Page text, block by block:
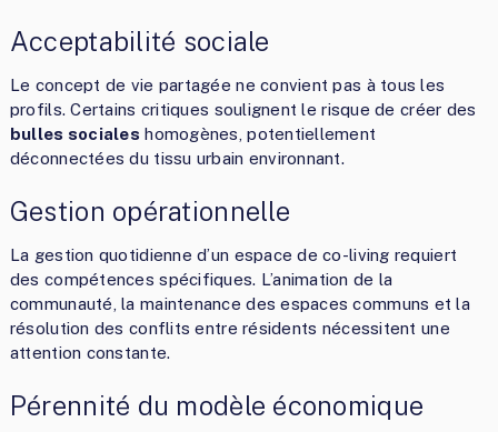
Acceptabilité sociale
Le concept de vie partagée ne convient pas à tous les
profils. Certains critiques soulignent le risque de créer des
bulles sociales homogènes, potentiellement
déconnectées du tissu urbain environnant.
Gestion opérationnelle
La gestion quotidienne d’un espace de co-living requiert
des compétences spécifiques. L’animation de la
communauté, la maintenance des espaces communs et la
résolution des conflits entre résidents nécessitent une
attention constante.
Pérennité du modèle économique